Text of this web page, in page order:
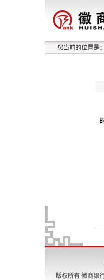
您当前的位置是：
版权所有 徽商银